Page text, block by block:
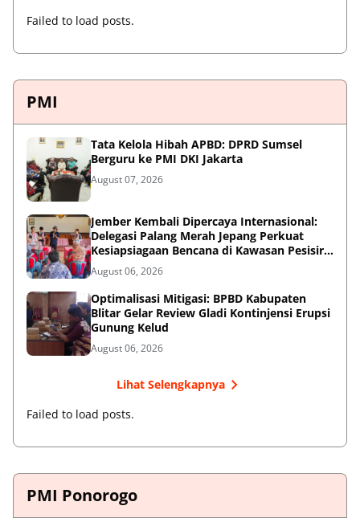
Failed to load posts.
PMI
Tata Kelola Hibah APBD: DPRD Sumsel
Berguru ke PMI DKI Jakarta
August 07, 2026
Jember Kembali Dipercaya Internasional:
Delegasi Palang Merah Jepang Perkuat
Kesiapsiagaan Bencana di Kawasan Pesisir
dan Sekolah
August 06, 2026
Optimalisasi Mitigasi: BPBD Kabupaten
Blitar Gelar Review Gladi Kontinjensi Erupsi
Gunung Kelud
August 06, 2026
Lihat Selengkapnya
Failed to load posts.
PMI Ponorogo